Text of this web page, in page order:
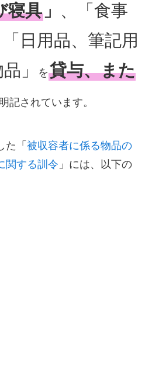
寝具」 、「食事
日用品、筆記用
」
を貸与、また
記されています。
た「 被収容者に係る物品の
関する訓令 」には、以下の